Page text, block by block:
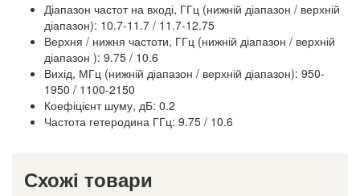
Діапазон частот на вході, ГГц (нижній діапазон / верхній
діапазон): 10.7-11.7 / 11.7-12.75
Верхня / нижня частоти, ГГц (нижній діапазон / верхній
діапазон ): 9.75 / 10.6
Вихід, МГц (нижній діапазон / верхній діапазон): 950-
1950 / 1100-2150
Коефіцієнт шуму, дБ: 0.2
Частота гетеродина ГГц: 9.75 / 10.6
Схожі товари